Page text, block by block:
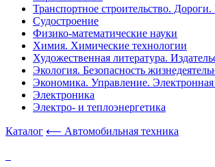
Транспортное строительство.
Судостроение
Физико-математические науки
Химия. Химические технологии
Художественная литература.
Экология. Безопасность
Экономика. Управление.
Электроника
Электро- и теплоэнергетика
Каталог ⟵ Автомобильная техника